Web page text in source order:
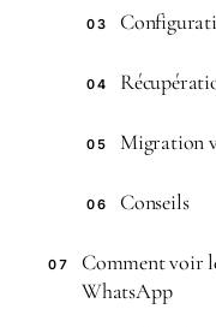
03
04
05 Migration
06 Conseils
07
Comment voir
WhatsApp